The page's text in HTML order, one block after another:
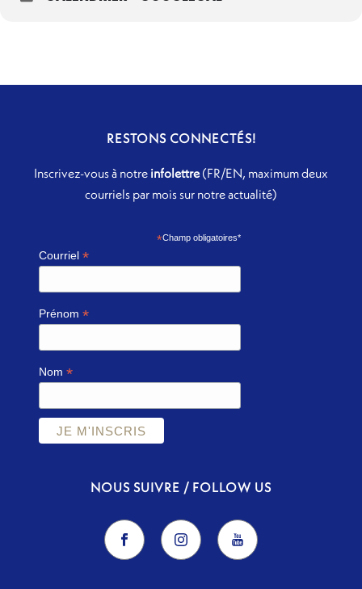
RESTONS CONNECTÉS!
Inscrivez-vous à notre infolettre(FR/EN, maximum deux
courriels par mois sur notre actualité)
*Champ obligatoires*
Courriel*
Prénom*
Nom*
NOUS SUIVRE / FOLLOW US